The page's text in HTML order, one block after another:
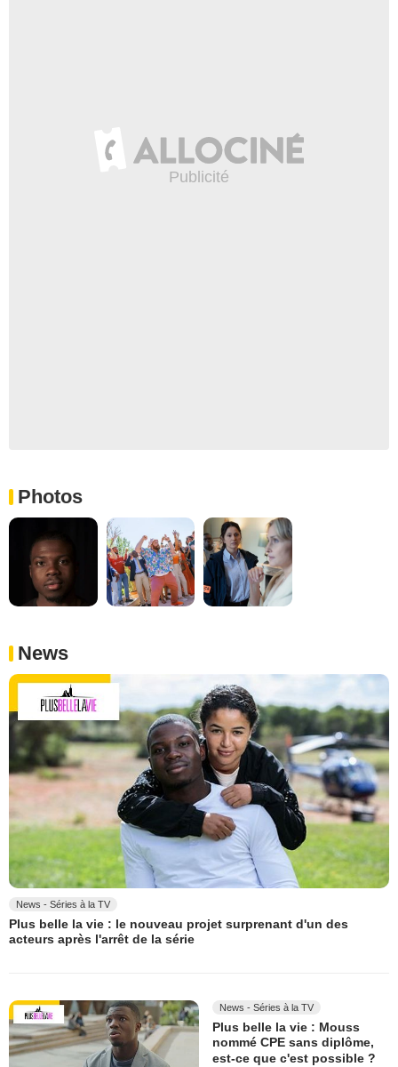
Photos
News
News - Séries à la TV
Plus belle la vie : le nouveau projet surprenant d'un des
acteurs après l'arrêt de la série
News - Séries à la TV
Plus belle la vie : Mouss
nommé CPE sans diplôme,
est-ce que c'est possible ?